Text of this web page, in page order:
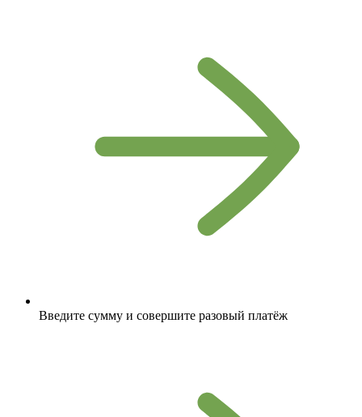
Введите сумму и совершите разовый платёж